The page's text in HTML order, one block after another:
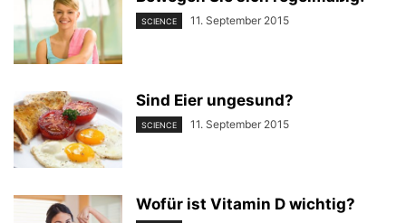
SCIENCE 11. September 2015
Sind Eier ungesund?
SCIENCE 11. September 2015
Wofür ist Vitamin D wichtig?